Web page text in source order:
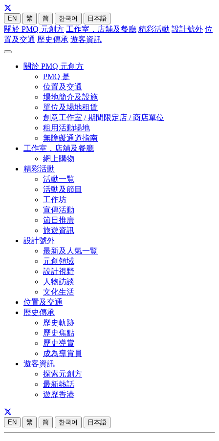
EN 繁 简 한국어 日本語
關於 PMQ 元創方 工作室，店舖及餐廳 精彩活動 設計號外 位
置及交通 歷史傳承 遊客資訊
關於 PMQ 元創方
PMQ 是
位置及交通
場地簡介及設施
單位及場地租賃
創意工作室 / 期間限定店 / 商店單位
租用活動場地
無障礙通道指南
工作室，店舖及餐廳
網上購物
精彩活動
活動一覧
活動及節目
工作坊
宣傳活動
節日推廣
旅遊資訊
設計號外
最新及人氣一覧
元創領域
設計視野
人物訪談
文化生活
位置及交通
歷史傳承
歷史軌跡
歷史焦點
歷史導賞
成為導賞員
遊客資訊
探索元創方
最新熱話
遊歷香港
EN 繁 简 한국어 日本語